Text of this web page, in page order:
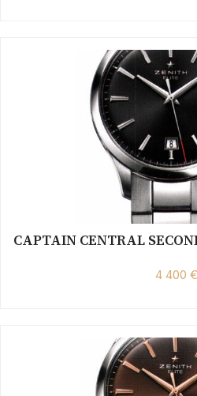
CAPTAIN CENTRAL
4 400 €